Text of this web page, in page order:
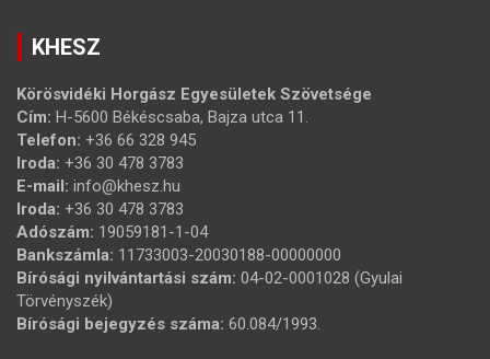
KHESZ
Körösvidéki Horgász Egyesületek Szövetsége
Cím: H-5600 Békéscsaba, Bajza utca 11.
Telefon: +36 66 328 945
Iroda: +36 30 478 3783
E-mail: info@khesz.hu
Iroda: +36 30 478 3783
Adószám: 19059181-1-04
Bankszámla: 11733003-20030188-00000000
Bírósági nyilvántartási szám: 04-02-0001028 (Gyulai
Törvényszék)
Bírósági bejegyzés száma: 60.084/1993.